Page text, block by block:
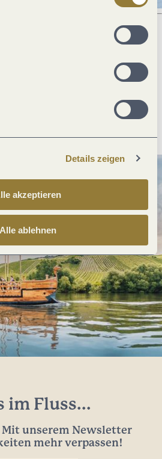
in der Nutzung
Details zeigen
akzeptieren
Alle ablehnen
PDF erzeugen
im Fluss...
Mit unserem Newsletter
mehr verpassen!